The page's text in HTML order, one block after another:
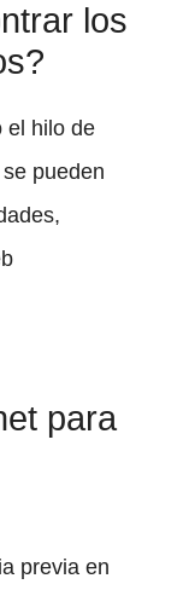
los
el hilo de
pueden
para
previa en